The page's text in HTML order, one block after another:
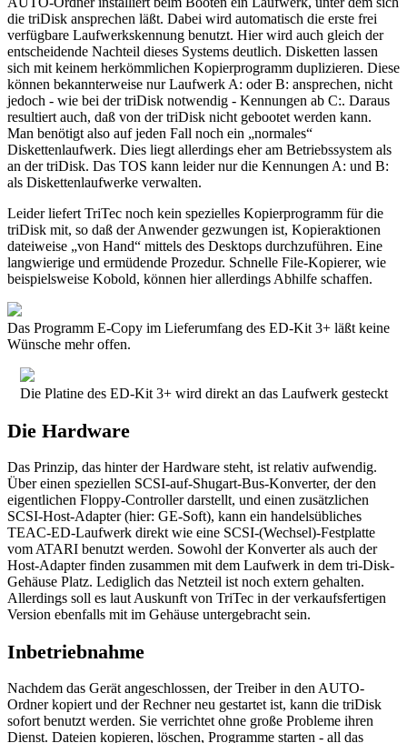
die triDisk ansprechen läßt. Dabei wird automatisch die erste frei
verfügbare Laufwerkskennung benutzt. Hier wird auch gleich der
entscheidende Nachteil dieses Systems deutlich. Disketten lassen
sich mit keinem herkömmlichen Kopierprogramm duplizieren. Diese
können bekannterweise nur Laufwerk A: oder B: ansprechen, nicht
jedoch - wie bei der triDisk notwendig - Kennungen ab C:. Daraus
resultiert auch, daß von der triDisk nicht gebootet werden kann.
Man benötigt also auf jeden Fall noch ein „normales“
Diskettenlaufwerk. Dies liegt allerdings eher am Betriebssystem als
an der triDisk. Das TOS kann leider nur die Kennungen A: und B:
als Diskettenlaufwerke verwalten.
Leider liefert TriTec noch kein spezielles Kopierprogramm für die
triDisk mit, so daß der Anwender gezwungen ist, Kopieraktionen
dateiweise „von Hand“ mittels des Desktops durchzuführen. Eine
langwierige und ermüdende Prozedur. Schnelle File-Kopierer, wie
beispielsweise Kobold, können hier allerdings Abhilfe schaffen.
Das Programm E-Copy im Lieferumfang des ED-Kit 3+ läßt keine
Wünsche mehr offen.
Die Platine des ED-Kit 3+ wird direkt an das Laufwerk gesteckt
Die Hardware
Das Prinzip, das hinter der Hardware steht, ist relativ aufwendig.
Über einen speziellen SCSI-auf-Shugart-Bus-Konverter, der den
eigentlichen Floppy-Controller darstellt, und einen zusätzlichen
SCSI-Host-Adapter (hier: GE-Soft), kann ein handelsübliches
TEAC-ED-Laufwerk direkt wie eine SCSI-(Wechsel)-Festplatte
vom ATARI benutzt werden. Sowohl der Konverter als auch der
Host-Adapter finden zusammen mit dem Laufwerk in dem tri-Disk-
Gehäuse Platz. Lediglich das Netzteil ist noch extern gehalten.
Allerdings soll es laut Auskunft von TriTec in der verkaufsfertigen
Version ebenfalls mit im Gehäuse untergebracht sein.
Inbetriebnahme
Nachdem das Gerät angeschlossen, der Treiber in den AUTO-
Ordner kopiert und der Rechner neu gestartet ist, kann die triDisk
sofort benutzt werden. Sie verrichtet ohne große Probleme ihren
Dienst. Dateien kopieren, löschen, Programme starten - all das